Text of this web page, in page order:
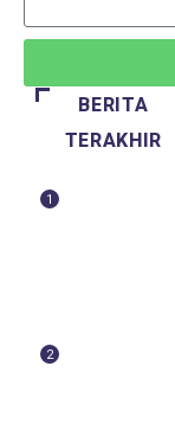
BERITA
TERAKHIR
1
2